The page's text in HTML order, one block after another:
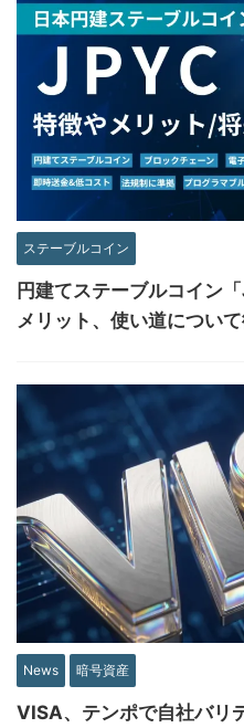
ステーブルコイン
円建てステーブルコイン
メリット、使い道について
News 暗号資産
VISA、テンポで自社バリ